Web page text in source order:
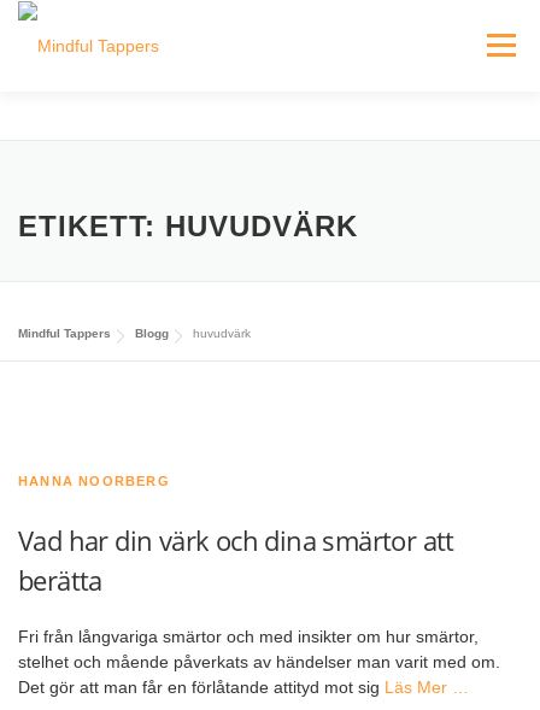
Hoppa
Meny
INLOGGNING FÖR TAPPERS
ETIKETT: HUVUDVÄRK
Mindful Tappers Blogg huvudvärk
HANNA NOORBERG
Vad har din värk och dina smärtor att
berätta
Fri från långvariga smärtor och med insikter om hur smärtor,
stelhet och mående påverkats av händelser man varit med om.
Det gör att man får en förlåtande attityd mot sig Läs Mer …